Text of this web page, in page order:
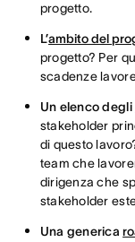
progetto.
L’ambito del
progetto? Per
scadenze
Un elenco degli
stakeholder
di questo
team che
dirigenza che
stakeholder
Una generica